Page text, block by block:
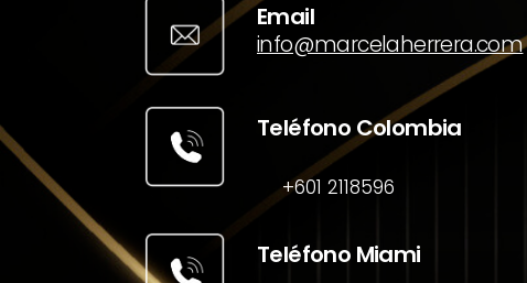
Email
info@marcelaherrera.com
Teléfono Colombia
+601 2118596
Teléfono Miami